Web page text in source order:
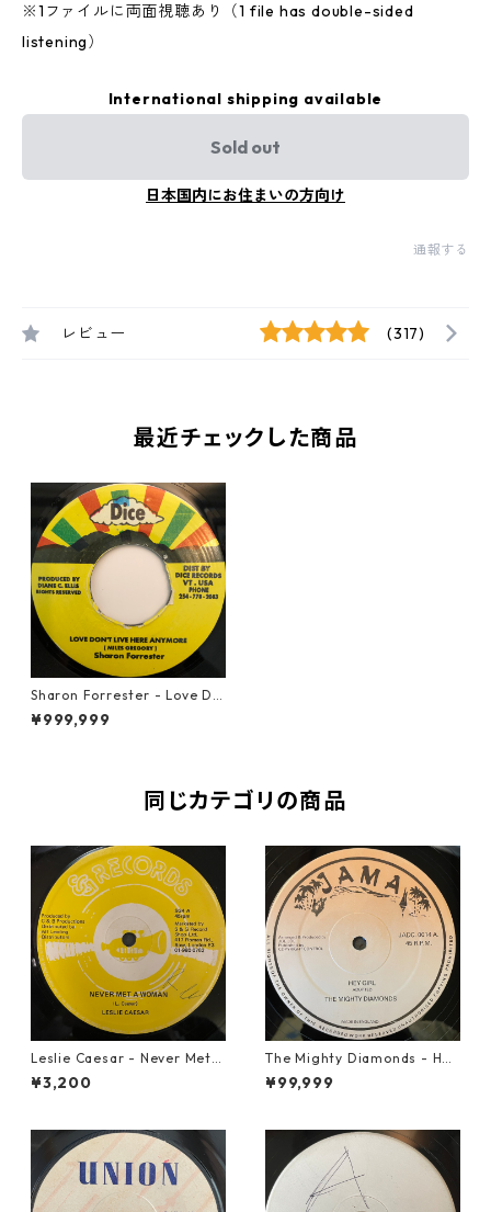
※1ファイルに両面視聴あり（1 file has double-sided
listening）
International shipping available
Sold out
日本国内にお住まいの方向け
通報する
レビュー (317)
最近チェックした商品
Sharon Forrester - Love Do
n't Live Here Anymore【7-2
0369】
¥999,999
同じカテゴリの商品
Leslie Caesar - Never Met A
Woman【12-50067】
¥3,200
The Mighty Diamonds - Hey
Girl【12-50053】
¥99,999